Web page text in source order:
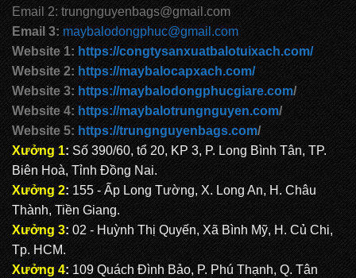
Email 2: trungnguyenbags@gmail.com
Email 3: maybalodongphuc@gmail.com
Website 1: https://congtysanxuatbalotuixach.com/
Website 2: https://maybalocapxach.com/
Website 3: https://maybalodongphucgiare.com/
Website 4: https://maybalotrungnguyen.com/
Website 5: https://trungnguyenbags.com/
Xưởng 1: Số 390/60, tổ 20, KP 3, P. Long Bình Tân, TP.
Biên Hoà, Tỉnh Đồng Nai.
Xưởng 2: 155 - Ấp Long Tường, X. Long An, H. Châu
Thành, Tiền Giang.
Xưởng 3: 02 - Huỳnh Thị Quyến, Xã Bình Mỹ, H. Củ Chi,
Tp. HCM.
Xưởng 4: 109 Quách Đình Bảo, P. Phú Thạnh, Q. Tân